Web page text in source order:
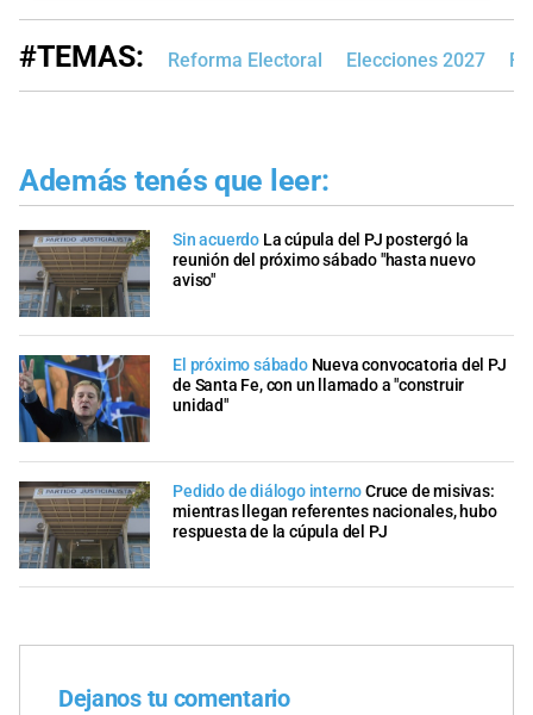
#TEMAS: Reforma Electoral Elecciones 2027
Además tenés que leer:
Sin acuerdo La cúpula del PJ postergó la
reunión del próximo sábado "hasta nuevo
aviso"
El próximo sábado Nueva convocatoria del PJ
de Santa Fe, con un llamado a "construir
unidad"
Pedido de diálogo internoCruce de misivas:
mientras llegan referentes nacionales, hubo
respuesta de la cúpula del PJ
Dejanos tu comentario